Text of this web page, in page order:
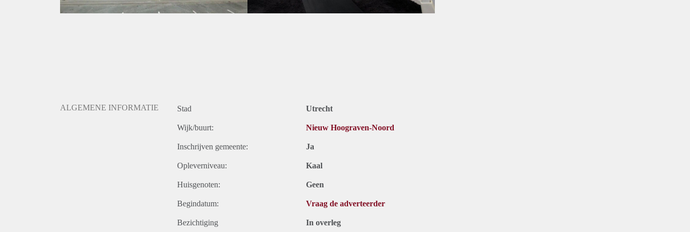
ALGEMENE INFORMATIE Stad Utrecht
Wijk/buurt: Nieuw Hoograven-Noord
Inschrijven gemeente: Ja
Opleverniveau: Kaal
Huisgenoten: Geen
Begindatum: Vraag de adverteerder
Bezichtiging In overleg